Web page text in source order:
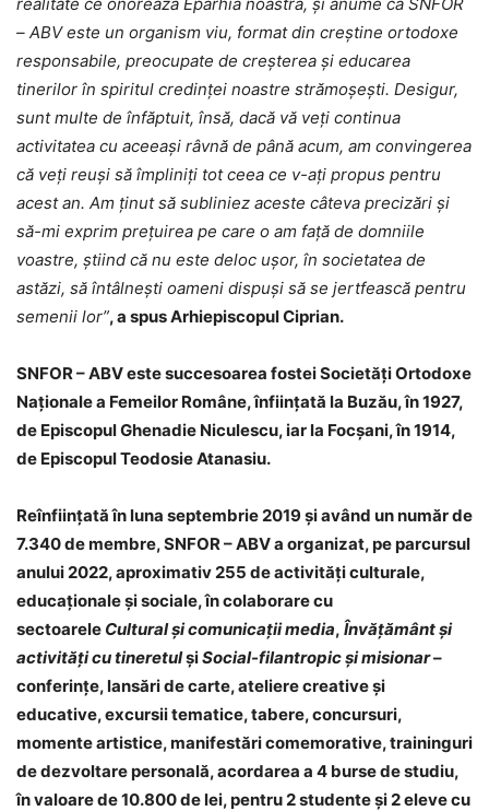
– ABV este un organism viu, format din creștine ortodoxe
responsabile, preocupate de creșterea și educarea
tinerilor în spiritul credinței noastre strămoșești. Desigur,
sunt multe de înfăptuit, însă, dacă vă veți continua
activitatea cu aceeași râvnă de până acum, am convingerea
că veți reuși să împliniți tot ceea ce v-ați propus pentru
acest an. Am ținut să subliniez aceste câteva precizări și
să-mi exprim prețuirea pe care o am față de domniile
voastre, știind că nu este deloc ușor, în societatea de
astăzi, să întâlnești oameni dispuși să se jertfească pentru
semenii lor”, a spus Arhiepiscopul Ciprian.
SNFOR – ABV este succesoarea fostei Societăți Ortodoxe
Naționale a Femeilor Române, înființată la Buzău, în 1927,
de Episcopul Ghenadie Niculescu, iar la Focșani, în 1914,
de Episcopul Teodosie Atanasiu.
Reînființată în luna septembrie 2019 și având un număr de
7.340 de membre, SNFOR – ABV a organizat, pe parcursul
anului 2022, aproximativ 255 de activități culturale,
educaționale și sociale, în colaborare cu
sectoarele Cultural și comunicații media, Învățământ și
activități cu tineretulșiSocial-filantropic și misionar–
conferințe, lansări de carte, ateliere creative și
educative, excursii tematice, tabere, concursuri,
momente artistice, manifestări comemorative, traininguri
de dezvoltare personală, acordarea a 4 burse de studiu,
în valoare de 10.800 de lei, pentru 2 studente și 2 eleve cu